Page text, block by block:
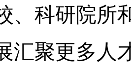
、科研院所
汇聚更多人